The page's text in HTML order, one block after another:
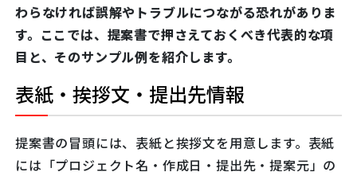
わらなければ誤解やトラブルにつながる恐れがありま
す。ここでは、提案書で押さえておくべき代表的な項
目と、そのサンプル例を紹介します。
表紙・挨拶文・提出先情報
提案書の冒頭には、表紙と挨拶文を用意します。表紙
には「プロジェクト名・作成日・提出先・提案元」の